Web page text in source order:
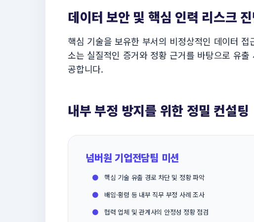
데이터 보안 및 핵심 인력 리스크
핵심 기술을 보유한 부서의 비정상적인 데이터
소는 실질적인 증거와 정황 근거를 바탕으로 유
공합니다.
내부 부정 방지를 위한 정밀 컨설팅
넘버원 기업전담팀 미션
●
핵심 기술 유출 경로 차단 및 정황 파악
●
배임·횡령 등 내부 직무 부정 사례 조사
●
협력 업체 및 관계사의 안정성 정황 점검